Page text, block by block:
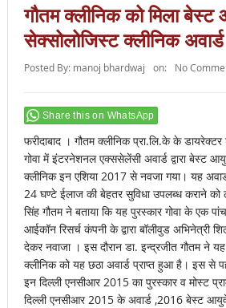
गौतम क्लीनिक को मिला बेस्ट
सेक्सोलोजिस्ट क्लीनिक अवार्ड
Posted By: manoj bhardwaj on:
No
Share this on WhatsApp
फरीदाबाद । गौतम क्लीनिक प्रा.लि.के के डायरेक्टर
गोवा में इंटरनेशनल एक्ससेलेंसी अवार्ड द्वारा बेस्ट
क्लीनिक इन एशिया 2017 से नवजा गया। यह
24 घण्टे ईलाज की बेहतर सुविधा उपलब्ध कराने को
सिंह गौतम ने बताया कि यह पुरस्कार गोवा के एक
आईकॉन रिसर्च कंपनी के द्वारा बॉलीवुड अभिनेत्री
देकर नवाजा । इस दौरान डा. इन्द्रजीत गौतम ने
क्लीनिक को यह छठा अवार्ड प्राप्त हुआ है। इस से
इन दिल्ली एनसीआर 2015 का पुरस्कार व मोस्ट
दिल्ली एनसीआर 2015 के अवार्ड ,2016 बेस्ट